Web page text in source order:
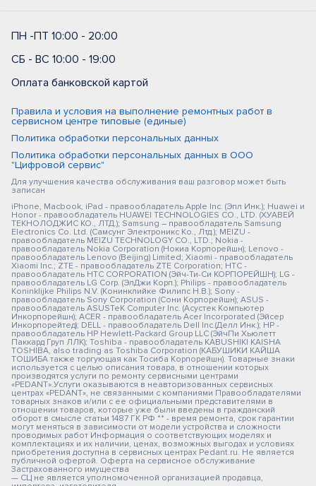
ПН -ПТ 10:00 - 20:00
СБ - ВС 10:00 - 19:00
Оплата банковской картой
Правила и условия на выполнение ремонтных работ в
сервисном центре типовые (единые)
Политика обработки персональных данных
Политика обработки персональных данных в ООО
"Цифровой сервис"
Для улучшения качества обслуживания ваш разговор может быть
записан
iPhone, Macbook, iPad - правообладатель Apple Inc. (Эпл Инк.); Huawei и
Honor - правообладатель HUAWEI TECHNOLOGIES CO., LTD. (ХУАВЕЙ
ТЕКНОЛОДЖИС КО., ЛТД.); Samsung – правообладатель Samsung
Electronics Co. Ltd. (Самсунг Электроникс Ко., Лтд.); MEIZU -
правообладатель MEIZU TECHNOLOGY CO., LTD.; Nokia -
правообладатель Nokia Corporation (Нокиа Корпорейшн); Lenovo -
правообладатель Lenovo (Beijing) Limited; Xiaomi - правообладатель
Xiaomi Inc.; ZTE - правообладатель ZTE Corporation; HTC -
правообладатель HTC CORPORATION (Эйч-Ти-Си КОРПОРЕЙШН); LG -
правообладатель LG Corp. (ЭлДжи Корп.); Philips - правообладатель
Koninklijke Philips N.V. (Конинклийке Филипс Н.В.); Sony -
правообладатель Sony Corporation (Сони Корпорейшн); ASUS -
правообладатель ASUSTeK Computer Inc. (Асустек Компьютер
Инкорпорейшн); ACER - правообладатель Acer Incorporated (Эйсер
Инкорпорейтед); DELL - правообладатель Dell Inc.(Делл Инк.); HP -
правообладатель HP Hewlett-Packard Group LLC (ЭйчПи Хьюлетт
Паккард Груп ЛЛК); Toshiba - правообладатель KABUSHIKI KAISHA
TOSHIBA, also trading as Toshiba Corporation (КАБУШИКИ КАЙША
ТОШИБА также торгующая как Тосиба Корпорейшн). Товарные знаки
используется с целью описания товара, в отношении которых
производятся услуги по ремонту сервисными центрами
«PEDANT».Услуги оказываются в неавторизованных сервисных
центрах «PEDANT», не связанными с компаниями Правообладателями
товарных знаков и/или с ее официальными представителями в
отношении товаров, которые уже были введены в гражданский
оборот в смысле статьи 1487 ГК РФ ** - время ремонта, срок гарантии
могут меняться в зависимости от модели устройства и сложности
проводимых работ Информация о соответствующих моделях и
комплектациях и их наличии, ценах, возможных выгодах и условиях
приобретения доступна в сервисных центрах Pedant.ru. Не является
публичной офертой. Оферта на сервисное обслуживание
Застрахованного имущества
— СЦ не является уполномоченной организацией продавца,